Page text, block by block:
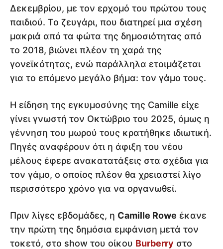
Δεκεμβρίου, με τον ερχομό του πρώτου τους
παιδιού. Το ζευγάρι, που διατηρεί μια σχέση
μακριά από τα φώτα της δημοσιότητας από
το 2018, βιώνει πλέον τη χαρά της
γονεϊκότητας, ενώ παράλληλα ετοιμάζεται
για το επόμενο μεγάλο βήμα: τον γάμο τους.
Η είδηση της εγκυμοσύνης της Camille είχε
γίνει γνωστή τον Οκτώβριο του 2025, όμως η
γέννηση του μωρού τους κρατήθηκε ιδιωτική.
Πηγές αναφέρουν ότι η άφιξη του νέου
μέλους έφερε ανακατατάξεις στα σχέδια για
τον γάμο, ο οποίος πλέον θα χρειαστεί λίγο
περισσότερο χρόνο για να οργανωθεί.
Πριν λίγες εβδομάδες, η Camille Rowe έκανε
την πρώτη της δημόσια εμφάνιση μετά τον
τοκετό, στο show του οίκου Burberry στο